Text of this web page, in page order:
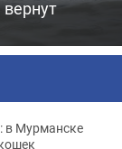
в Мурманске